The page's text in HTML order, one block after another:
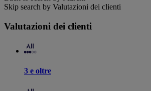
Skip search by Valutazioni dei clienti
Valutazioni dei clienti
3 e oltre